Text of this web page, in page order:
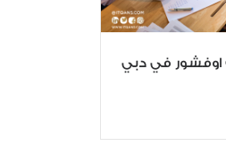
في دبي